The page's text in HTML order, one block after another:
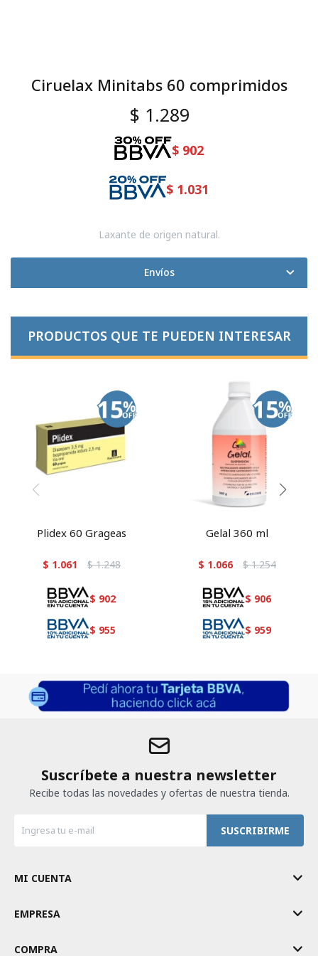
Ciruelax Minitabs 60 comprimidos
$ 1.289
$ 902
$ 1.031
Laxante de origen natural.
Envíos
PRODUCTOS QUE TE PUEDEN INTERESAR
Plidex 60 Grageas
$ 1.061 $ 1.248
$ 902
$ 955
Gelal 360 ml
$ 1.066 $ 1.254
$ 906
$ 959
Suscríbete a nuestra newsletter
Recibe todas las novedades y ofertas de nuestra tienda.
SUSCRIBIRME
MI CUENTA
EMPRESA
COMPRA